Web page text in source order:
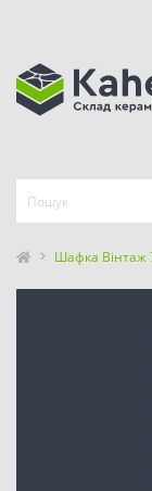
Шафка Вінтаж